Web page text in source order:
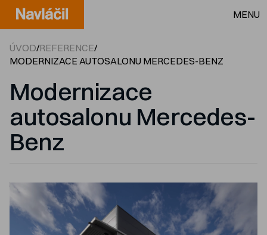
MENU
ÚVOD/REFERENCE/
MODERNIZACE AUTOSALONU MERCEDES-BENZ
Modernizace
autosalonu Mercedes-
Benz